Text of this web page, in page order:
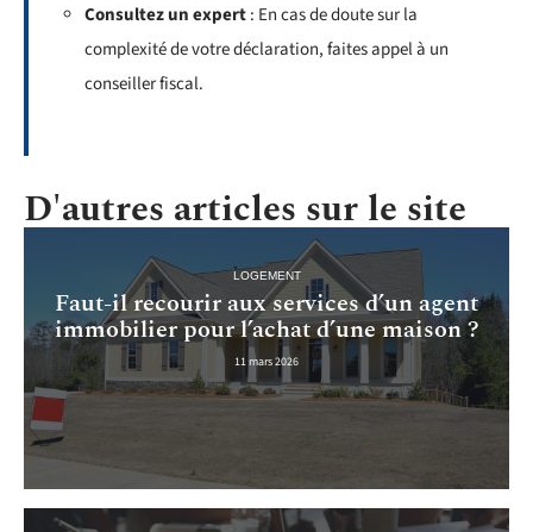
Consultez un expert: En cas de doute sur la
complexité de votre déclaration, faites appel à un
conseiller fiscal.
D'autres articles sur le site
LOGEMENT
Faut-il recourir aux services d’un agent
immobilier pour l’achat d’une maison ?
11 mars 2026